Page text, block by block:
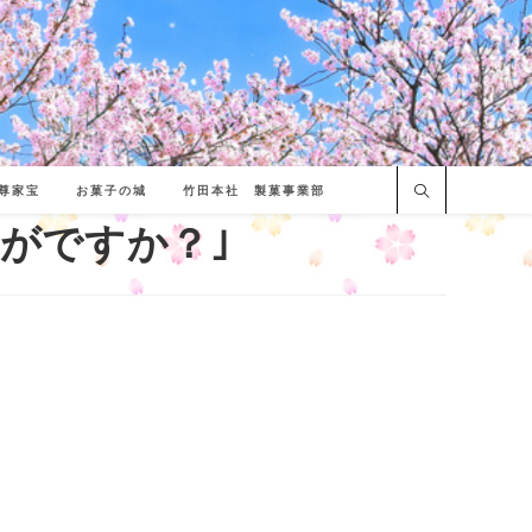
家宝 お菓子の城 竹田本社 製菓事業部
ですか？｣